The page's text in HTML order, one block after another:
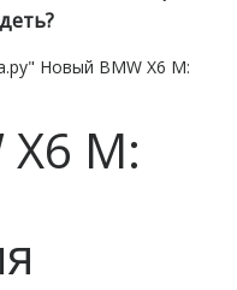
Новый BMW X6 M:
M: